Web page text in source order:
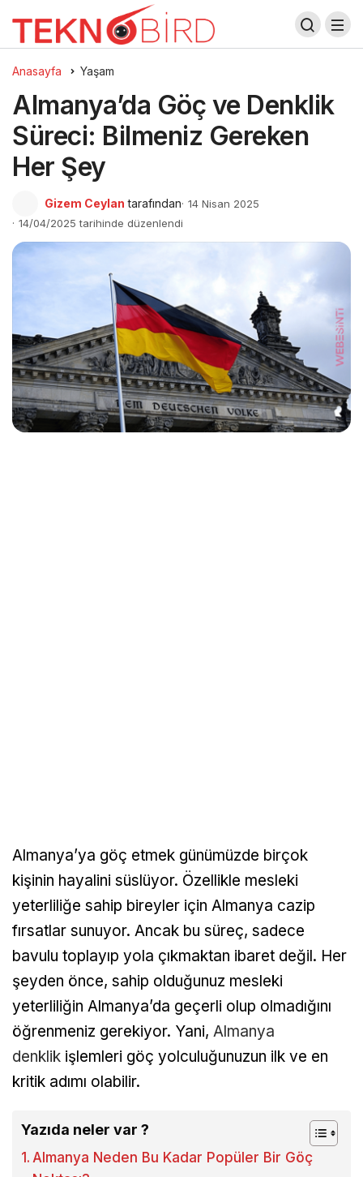
Anasayfa Yaşam
Almanya’da Göç ve Denklik
Süreci: Bilmeniz Gereken
Her Şey
Gizem Ceylan tarafından 14 Nisan 2025
14/04/2025 tarihinde düzenlendi
Almanya’ya göç etmek günümüzde birçok
kişinin hayalini süslüyor. Özellikle mesleki
yeterliliğe sahip bireyler için Almanya cazip
fırsatlar sunuyor. Ancak bu süreç, sadece
bavulu toplayıp yola çıkmaktan ibaret değil. Her
şeyden önce, sahip olduğunuz mesleki
yeterliliğin Almanya’da geçerli olup olmadığını
öğrenmeniz gerekiyor. Yani, Almanya
denklik işlemleri göç yolculuğunuzun ilk ve en
kritik adımı olabilir.
Yazıda neler var ?
Almanya Neden Bu Kadar Popüler Bir Göç